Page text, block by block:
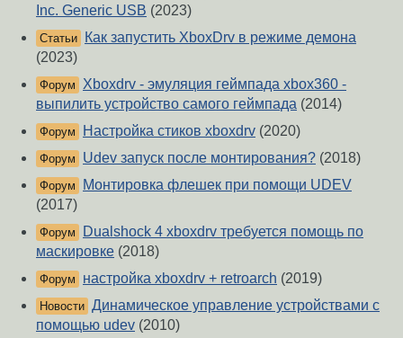
Inc. Generic USB (2023)
Статьи
Как запустить XboxDrv в режиме демона
(2023)
Форум
Xboxdrv - эмуляция геймпада xbox360 -
выпилить устройство самого геймпада (2014)
Форум Настройка стиков xboxdrv (2020)
Форум Udev запуск после монтирования? (2018)
Форум
Монтировка флешек при помощи UDEV
(2017)
Форум
Dualshock 4 xboxdrv требуется помощь по
маскировке (2018)
Форум настройка xboxdrv + retroarch (2019)
Новости Динамическое управление устройствами с
помощью udev (2010)